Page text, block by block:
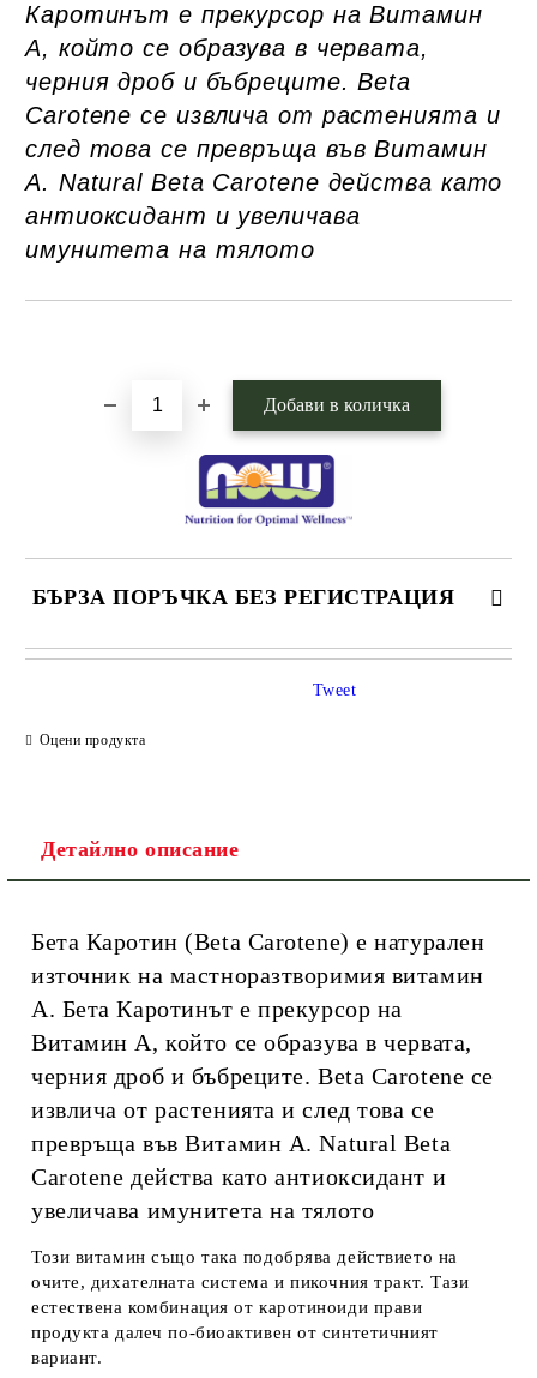
Каротинът е прекурсор на Витамин
А, който се образува в червата,
черния дроб и бъбреците. Beta
Carotene се извлича от растенията и
след това се превръща във Витамин
А. Natural Beta Carotene действа като
антиоксидант и увеличава
имунитета на тялото
БЪРЗА ПОРЪЧКА БЕЗ РЕГИСТРАЦИЯ
САМО ПОПЪЛНЕТЕ 1 ПОЛЕ
Ние ще се свържем с вас в рамките на работния ден.
Оцени продукта
Tweet
Детайлно описание
Бета Каротин (Beta Carotene) е натурален
източник на мастноразтворимия витамин
А. Бета Каротинът е прекурсор на
Витамин А, който се образува в червата,
черния дроб и бъбреците. Beta Carotene се
извлича от растенията и след това се
превръща във Витамин А. Natural Beta
Carotene действа като антиоксидант и
увеличава имунитета на тялото
Този витамин също така подобрява действието на
очите, дихателната система и пикочния тракт. Тази
естествена комбинация от каротиноиди прави
продукта далеч по-биоактивен от синтетичният
вариант.